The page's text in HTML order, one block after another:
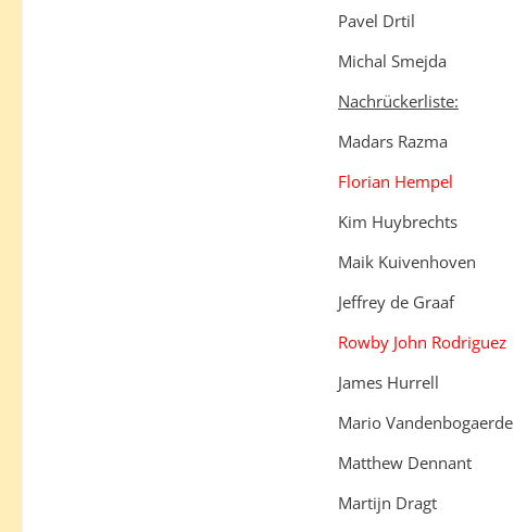
Pavel Drtil
Michal Smejda
Nachrückerliste:
Madars Razma
Florian Hempel
Kim Huybrechts
Maik Kuivenhoven
Jeffrey de Graaf
Rowby John Rodriguez
James Hurrell
Mario Vandenbogaerde
Matthew Dennant
Martijn Dragt